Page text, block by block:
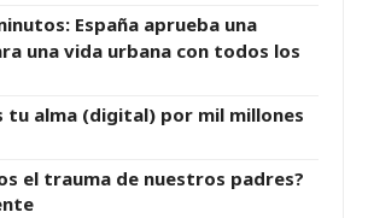
España aprueba una
una vida urbana con todos los
tu alma (digital) por mil millones
el trauma de nuestros padres?